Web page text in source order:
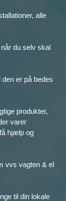
alle
du selv skal
er på bedes
produkter,
varer
hjælp og
vvs vagten & el
til din lokale